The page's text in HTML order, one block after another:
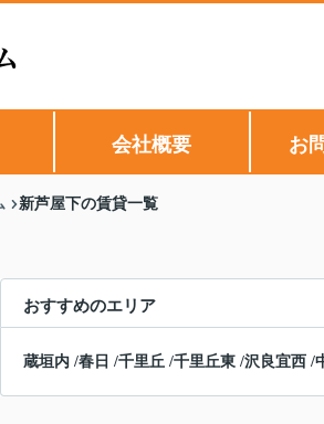
会社概要 お
新芦屋下の賃貸一覧
おすすめのエリア
蔵垣内 /春日 /千里丘 /千里丘東 /沢良宜西 /